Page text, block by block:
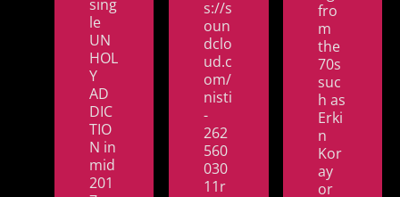
sing
le
UN
HOL
Y
AD
DIC
TIO
N in
mid
201
s://s
oun
dclo
ud.c
om/
nisti
-
262
560
030
11r
fro
m
the
70s
suc
h as
Erki
n
Kor
ay
or